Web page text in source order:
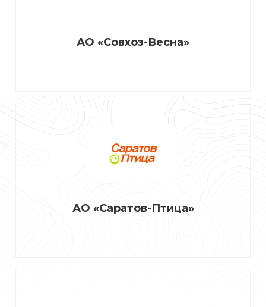
АО «Совхоз-Весна»
АО «Саратов-Птица»